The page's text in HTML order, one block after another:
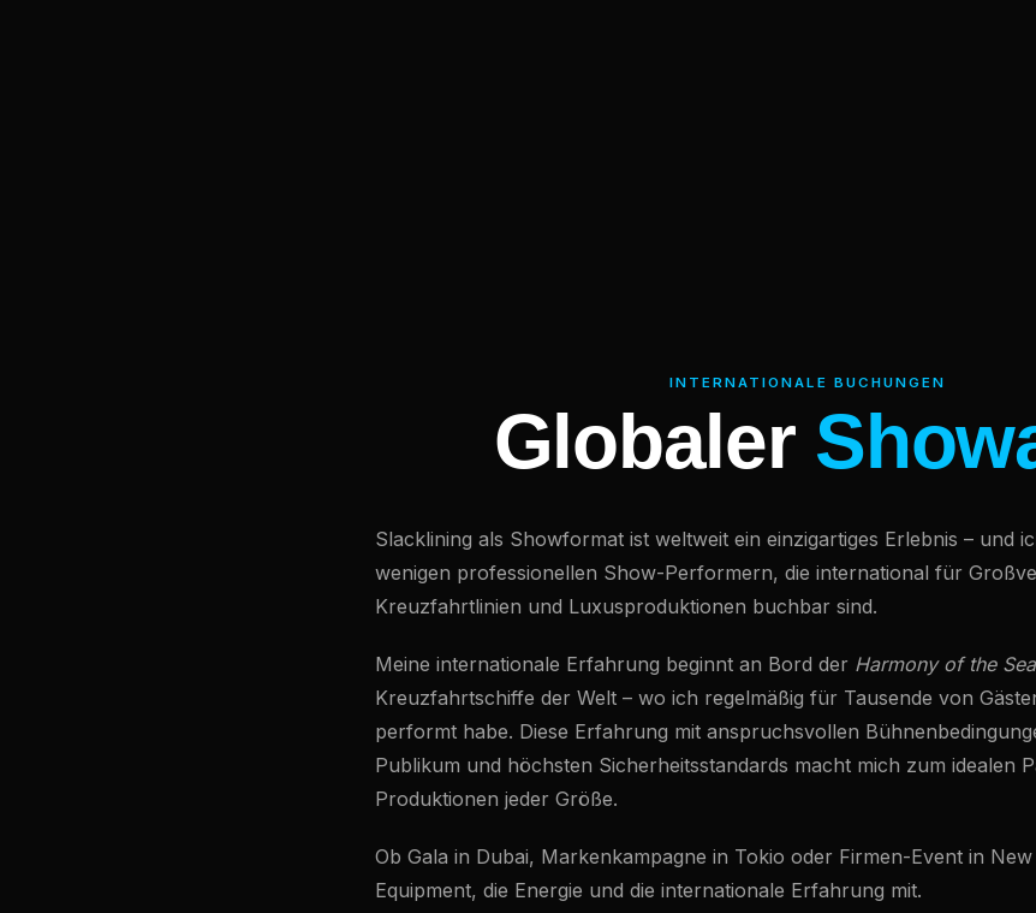
INTERNATIONALE BUCHUNGEN
Globaler
Slacklining als Showformat ist weltweit ein einzigartiges Erlebnis – und
wenigen professionellen Show-Performern, die international für
Kreuzfahrtlinien und Luxusproduktionen buchbar sind.
Meine internationale Erfahrung beginnt an Bord der Harmony of the
Kreuzfahrtschiffe der Welt – wo ich regelmäßig für Tausende von
performt habe. Diese Erfahrung mit anspruchsvollen
Publikum und höchsten Sicherheitsstandards macht mich zum idealen
Produktionen jeder Größe.
Ob Gala in Dubai, Markenkampagne in Tokio oder Firmen-Event in
Equipment, die Energie und die internationale Erfahrung mit.